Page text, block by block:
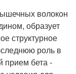
волокон
образует
структурное
роль в
прием бета -